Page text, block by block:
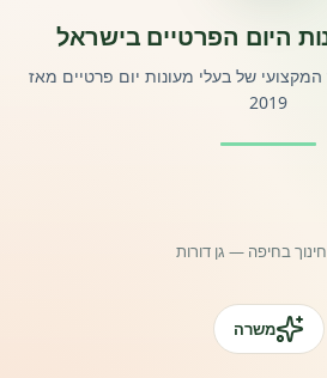
חינוך | גיל הרך 0-6
היום הפרטיים בישראל
· האיגוד המקצועי של בעלי מעונות יום פרטיים מאז
2019
בחיפה — גן דורות
משרה